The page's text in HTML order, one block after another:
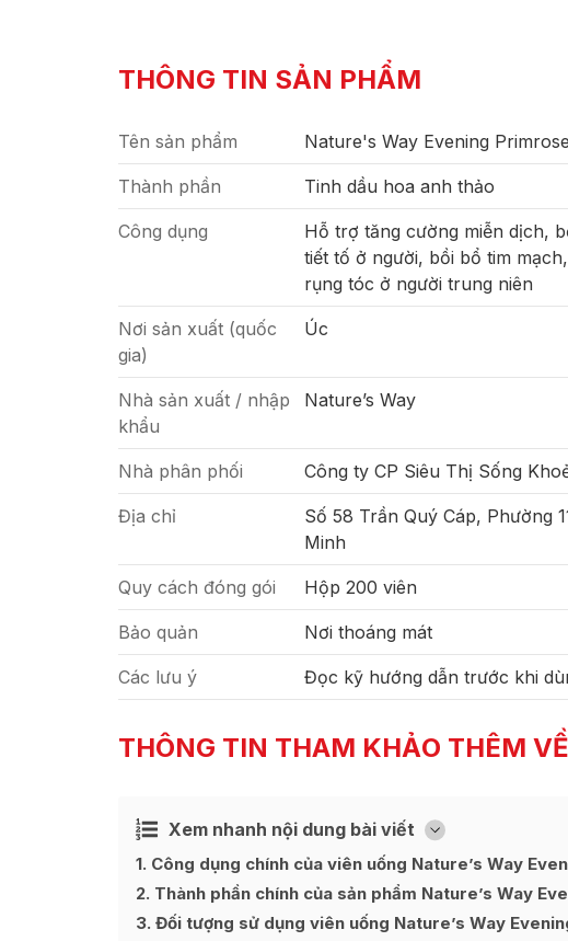
THÔNG TIN SẢN PHẨM
Tên sản phẩm Nature's Way Evening
Thành phần Tinh dầu hoa anh thảo
Công dụng
Hỗ trợ tăng cường miễn dịch,
tiết tố ở người, bồi bổ tim
rụng tóc ở người trung niên
Nơi sản xuất (quốc
gia)
Úc
Nhà sản xuất / nhập
khẩu
Nature’s Way
Nhà phân phối Công ty CP Siêu Thị Sống
Địa chỉ
Số 58 Trần Quý Cáp, Phường
Minh
Quy cách đóng gói Hộp 200 viên
Bảo quản Nơi thoáng mát
Các lưu ý Đọc kỹ hướng dẫn trước khi
THÔNG TIN THAM KHẢO THÊM
Xem nhanh nội dung bài viết [
Ẩn
1 Công dụng chính của viên uống Nature’s Way
2 Thành phần chính của sản phẩm Nature’s Way
3 Đối tượng sử dụng viên uống Nature’s Way